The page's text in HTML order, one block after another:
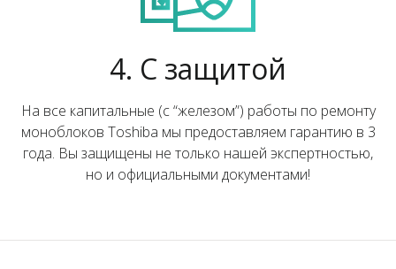
4. С защитой
На все капитальные (с “железом”) работы по ремонту
моноблоков Toshiba мы предоставляем гарантию в 3
года. Вы защищены не только нашей экспертностью,
но и официальными документами!